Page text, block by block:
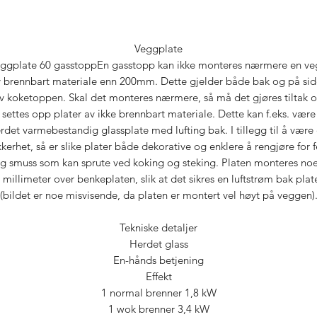
Veggplate
60 gasstoppEn gasstopp kan ikke monteres nærmere en
brennbart materiale enn 200mm. Dette gjelder både bak og på
koketoppen. Skal det monteres nærmere, så må det gjøres tiltak
settes opp plater av ikke brennbart materiale. Dette kan f.eks. være
varmebestandig glassplate med lufting bak. I tillegg til å være
så er slike plater både dekorative og enklere å rengjøre for
smuss som kan sprute ved koking og steking. Platen monteres
millimeter over benkeplaten, slik at det sikres en luftstrøm bak
(bildet er noe misvisende, da platen er montert vel høyt på veggen).
Tekniske detaljer
Herdet glass
En-hånds betjening
Effekt
1 normal brenner 1,8 kW
1 wok brenner 3,4 kW